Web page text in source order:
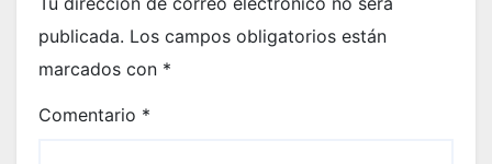
publicada. Los campos obligatorios están
marcados con *
Comentario *